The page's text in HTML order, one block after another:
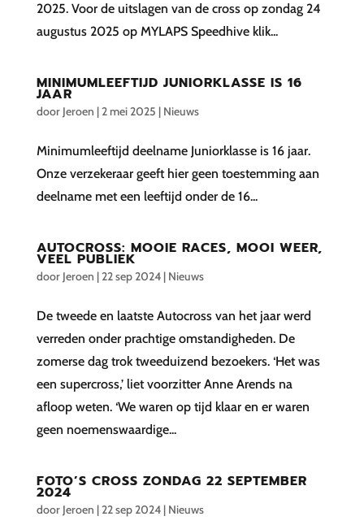
2025. Voor de uitslagen van de cross op zondag 24
augustus 2025 op MYLAPS Speedhive klik...
MINIMUMLEEFTIJD JUNIORKLASSE IS 16
JAAR
door Jeroen |2 mei 2025 | Nieuws
Minimumleeftijd deelname Juniorklasse is 16 jaar.
Onze verzekeraar geeft hier geen toestemming aan
deelname met een leeftijd onder de 16...
AUTOCROSS: MOOIE RACES, MOOI WEER,
VEEL PUBLIEK
door Jeroen |22 sep 2024| Nieuws
De tweede en laatste Autocross van het jaar werd
verreden onder prachtige omstandigheden. De
zomerse dag trok tweeduizend bezoekers. ‘Het was
een supercross,’ liet voorzitter Anne Arends na
afloop weten. ‘We waren op tijd klaar en er waren
geen noemenswaardige...
FOTO’S CROSS ZONDAG 22 SEPTEMBER
2024
door Jeroen |22 sep 2024| Nieuws